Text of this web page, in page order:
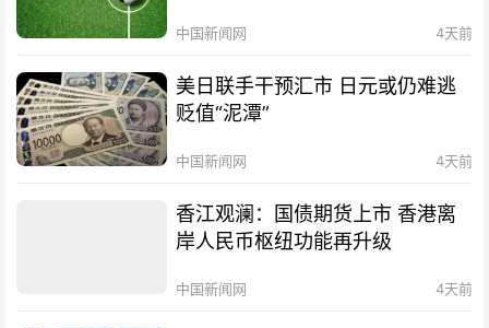
中国新闻网 4天前
美日联手干预汇市 日元或仍难逃
贬值“泥潭”
中国新闻网 4天前
香江观澜：国债期货上市 香港离
岸人民币枢纽功能再升级
中国新闻网 4天前